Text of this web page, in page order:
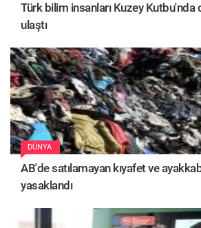
Türk bilim insanları Kuzey Kutbu'nda
ulaştı
DÜNYA
AB'de satılamayan kıyafet ve
yasaklandı